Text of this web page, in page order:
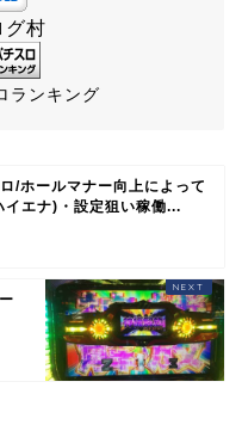
グ村
ランキング
/ホールマナー向上によって
イエナ)・設定狙い稼働...